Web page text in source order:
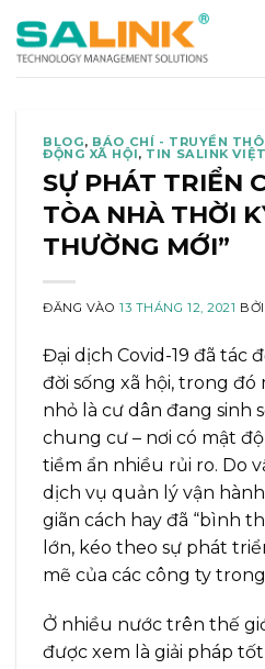
qua
nội
BLOG, BÁO CHÍ - TRUYỀN
ĐỘNG XÃ HỘI, TIN SALINK
SỰ PHÁT TRIỂN
TÒA NHÀ THỜI
THƯỜNG MỚI”
ĐĂNG VÀO13 THÁNG 12, 2021
Đại dịch Covid-19 đã tác
đời sống xã hội, trong
nhỏ là cư dân đang sinh
chung cư – nơi có mật
tiềm ẩn nhiều rủi ro. Do
dịch vụ quản lý vận
giãn cách hay đã “bình
lớn, kéo theo sự phát
mẽ của các công ty
Ở nhiều nước trên thế
được xem là giải pháp